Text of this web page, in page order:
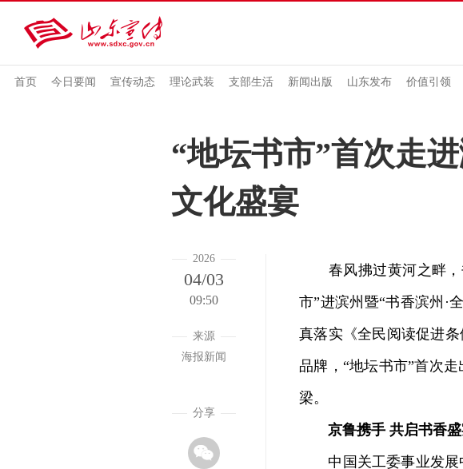
首页 今日要闻 宣传动态 理论武装 支部生活 新闻出版 山东发布 价值引领
“地坛书市”首次走
文化盛宴
2026
04/03
09:50
来源
海报新闻
分享
春风拂过黄河之畔，
市”进滨州暨“书香滨州·
真落实《全民阅读促进
品牌，“地坛书市”首次
梁。
京鲁携手 共启书香
中国关工委事业发展